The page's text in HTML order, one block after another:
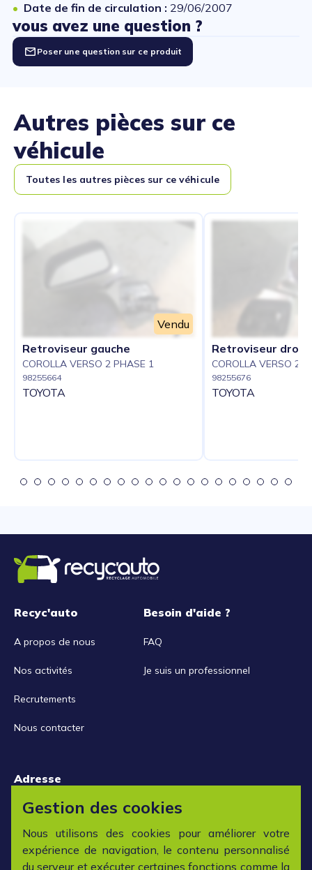
Date de fin de circulation : 29/06/2007
vous avez une question ?
Poser une question sur ce produit
Autres pièces sur ce
véhicule
Toutes les autres pièces sur ce véhicule
Vendu
Retroviseur gauche
COROLLA VERSO 2 PHASE 1
98255664
TOYOTA
Retroviseur droit
COROLLA VERSO 2
98255676
TOYOTA
Recyc'auto
A propos de nous
Nos activités
Recrutements
Nous contacter
Besoin d'aide ?
FAQ
Je suis un professionnel
Adresse
15 rue de la Libération
42152 L'horme
Horaires
Gestion des cookies
Nous utilisons des cookies pour améliorer votre
expérience de navigation, le contenu personnalisé
du serveur et exécuter certaines fonctions comme la